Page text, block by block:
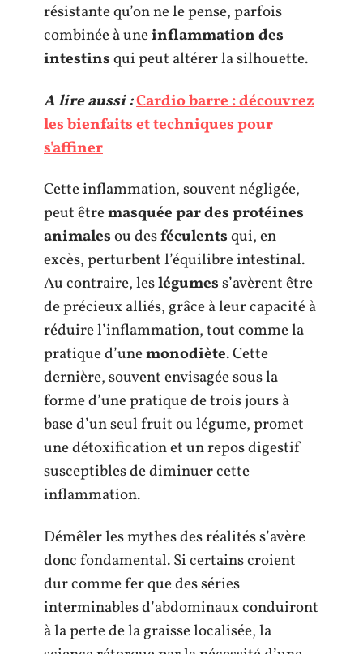
résistante qu’on ne le pense, parfois
combinée à uneinflammation des
intestinsqui peut altérer la silhouette.
A lire aussi :Cardio barre : découvrez
les bienfaits et techniques pour
s'affiner
Cette inflammation, souvent négligée,
peut êtremasquée par des protéines
animalesou desféculentsqui, en
excès, perturbent l’équilibre intestinal.
Au contraire, leslégumess’avèrent être
de précieux alliés, grâce à leur capacité à
réduire l’inflammation, tout comme la
pratique d’unemonodiète. Cette
dernière, souvent envisagée sous la
forme d’une pratique de trois jours à
base d’un seul fruit ou légume, promet
une détoxification et un repos digestif
susceptibles de diminuer cette
inflammation.
Démêler les mythes des réalités s’avère
donc fondamental. Si certains croient
dur comme fer que des séries
interminables d’abdominaux conduiront
à la perte de la graisse localisée, la